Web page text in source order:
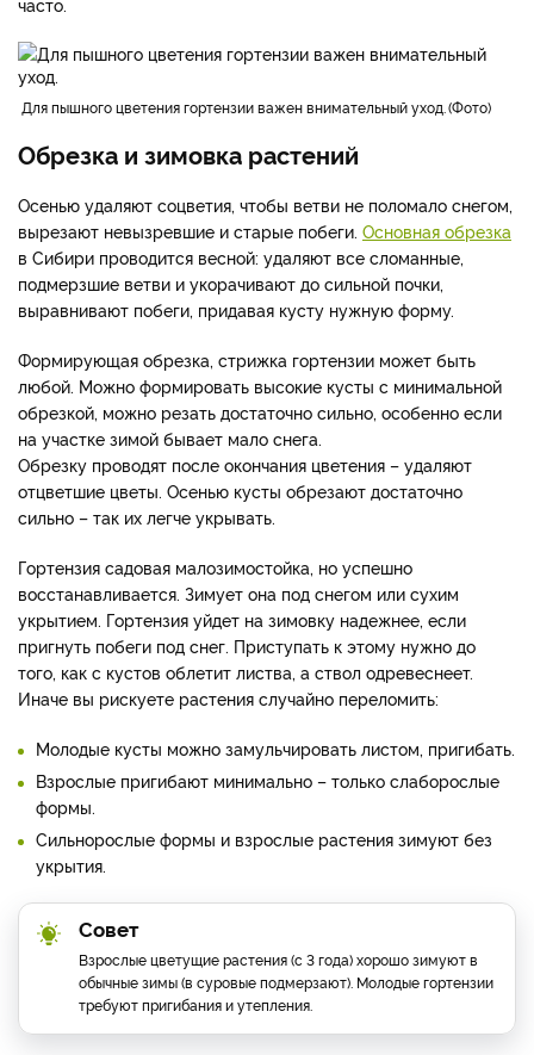
требовательно к поливу.
Гортензия исключительно влаголюбива. Если она находится
в группах с засухоустойчивыми растениями, поливать ее
нужно локально. Допустим, гортензию поливаем
обязательно, а хвойные или барбарисы не поливаем так
часто.
для пышного цветения гортензии важен внимательный уход. Фото
Обрезка и зимовка растений
Осенью удаляют соцветия, чтобы ветви не поломало снегом,
вырезают невызревшие и старые побеги. Основная обрезка
в Сибири проводится весной: удаляют все сломанные,
подмерзшие ветви и укорачивают до сильной почки,
выравнивают побеги, придавая кусту нужную форму.
Формирующая обрезка, стрижка гортензии может быть
обрезкой, можно резать достаточно сильно, особенно если
на участке зимой бывает мало снега.
Обрезку проводят после окончания цветения – удаляют
отцветшие цветы. Осенью кусты обрезают достаточно
сильно – так их легче укрывать.
восстанавливается. Зимует она под снегом или сухим
укрытием. Гортензия уйдет на зимовку надежнее, если
пригнуть побеги под снег. Приступать к этому нужно до
того, как с кустов облетит листва, а ствол одревеснеет.
Иначе вы рискуете растения случайно переломить:
Молодые кусты можно замульчировать листом, пригибать.
Взрослые пригибают минимально – только слаборослые
формы.
Сильнорослые формы и взрослые растения зимуют без
укрытия.